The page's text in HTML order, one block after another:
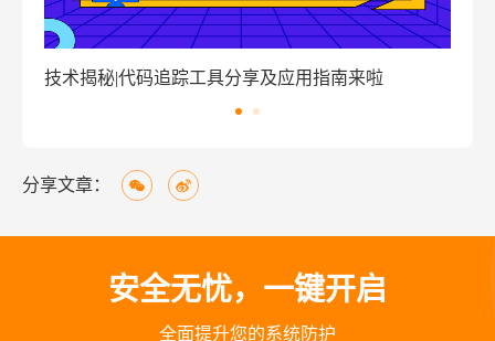
窃密病毒伪装Windows激活程序 盗取用户资金
分享文章：
安全无忧，一键开启
全面提升您的系统防护